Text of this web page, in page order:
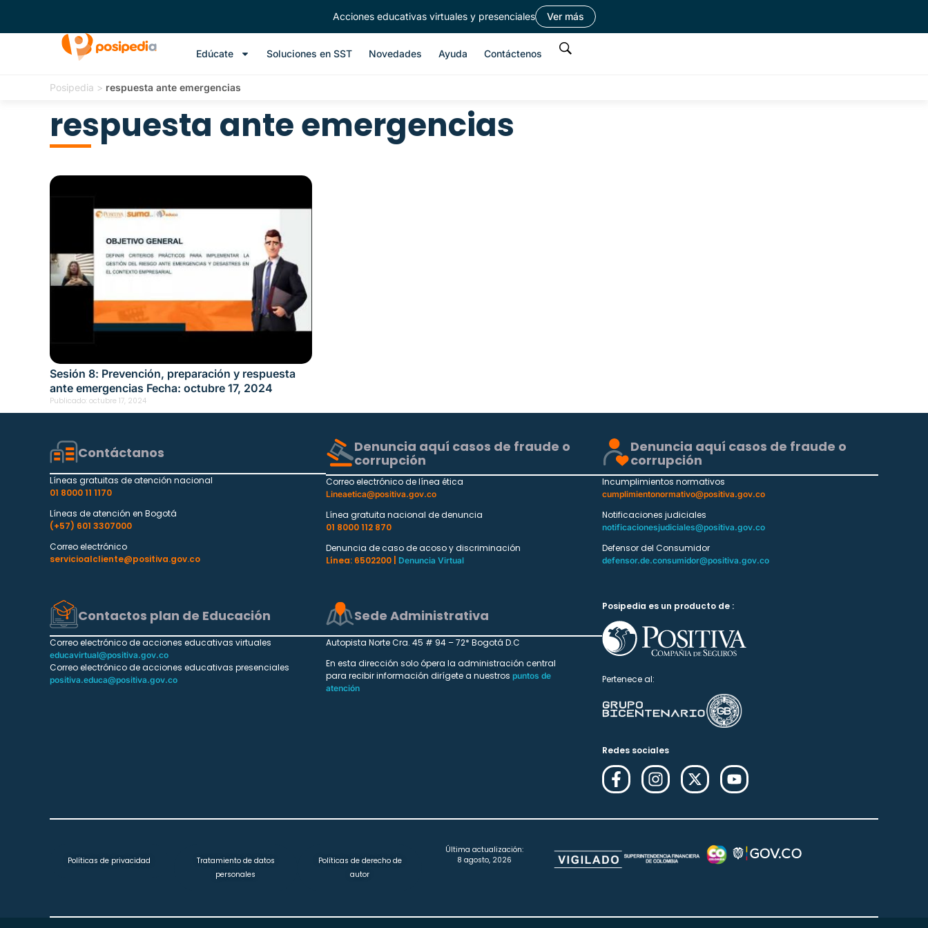
Acciones educativas virtuales y presenciales Ver más
Edúcate Soluciones en SST Novedades Ayuda Contáctenos
Posipedia > respuesta ante emergencias
respuesta ante emergencias
Sesión 8: Prevención, preparación y respuesta
ante emergencias Fecha: octubre 17, 2024
Publicado: octubre 17, 2024
Contáctanos
Líneas gratuitas de atención nacional
01 8000 11 1170
Líneas de atención en Bogotá
(+57) 601 3307000
Correo electrónico
servicioalcliente@positiva.gov.co
Denuncia aquí casos de fraude o
corrupción
Correo electrónico de línea ética
Lineaetica@positiva.gov.co
Línea gratuita nacional de denuncia
01 8000 112 870
Denuncia de caso de acoso y discriminación
Línea: 6502200 |
Denuncia Virtual
Denuncia aquí casos de fraude o
corrupción
Incumplimientos normativos
cumplimientonormativo@positiva.gov.co
Notificaciones judiciales
notificacionesjudiciales@positiva.gov.co
Defensor del Consumidor
defensor.de.consumidor@positiva.gov.co
Contactos plan de Educación
Correo electrónico de acciones educativas virtuales
educavirtual@positiva.gov.co
Correo electrónico de acciones educativas presenciales
positiva.educa@positiva.gov.co
Sede Administrativa
Autopista Norte Cra. 45 # 94 – 72* Bogotá D.C
En esta dirección solo ópera la administración central
para recibir información dirígete a nuestros puntos de
atención
Posipedia es un producto de :
Pertenece al:
Redes sociales
Políticas de privacidad
Tratamiento de datos
personales
Políticas de derecho de
autor
Última actualización:
8 agosto, 2026